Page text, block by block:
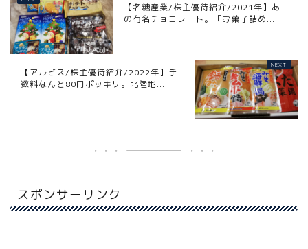
【名糖産業/株主優待紹介/2021年】あ
の有名チョコレート。「お菓子詰め...
【アルビス/株主優待紹介/2022年】手
数料なんと80円ポッキリ。北陸地...
スポンサーリンク